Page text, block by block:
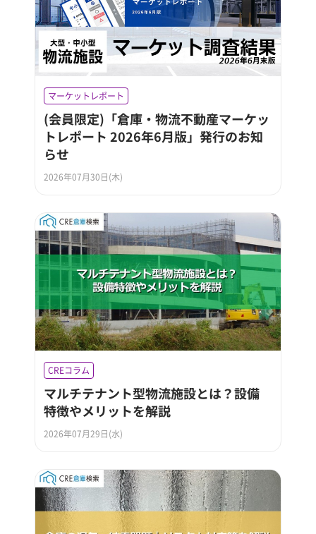
マーケットレポート
(会員限定)「倉庫・物流不動産マーケッ
トレポート 2026年6月版」発行のお知
らせ
2026年07月30日(木)
CREコラム
マルチテナント型物流施設とは？設備
特徴やメリットを解説
2026年07月29日(水)